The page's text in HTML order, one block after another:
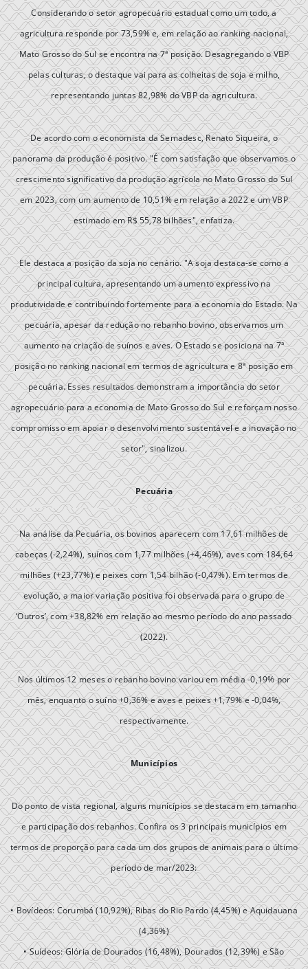
Considerando o setor agropecuário estadual como um todo, a
agricultura responde por 73,59% e, em relação ao ranking nacional,
Mato Grosso do Sul se encontra na 7ª posição. Desagregando o VBP
pelas culturas, o destaque vai para as colheitas de soja e milho,
representando juntas 82,98% do VBP da agricultura.
De acordo com o economista da Semadesc, Renato Siqueira, o
panorama da produção é positivo. "É com satisfação que observamos o
crescimento significativo da produção agrícola no Mato Grosso do Sul
em 2023, com um aumento de 10,51% em relação a 2022 e um VBP
estimado em R$ 55,78 bilhões", enfatiza.
Ele destaca a posição da soja no cenário. "A soja destaca-se como a
principal cultura, apresentando um aumento expressivo na
produtividade e contribuindo fortemente para a economia do Estado. Na
pecuária, apesar da redução no rebanho bovino, observamos um
aumento na criação de suínos e aves. O Estado se posiciona na 7ª
posição no ranking nacional em termos de agricultura e 8ª posição em
pecuária. Esses resultados demonstram a importância do setor
agropecuário para a economia de Mato Grosso do Sul e reforçam nosso
compromisso em apoiar o desenvolvimento sustentável e a inovação no
setor", sinalizou.
Pecuária
Na análise da Pecuária, os bovinos aparecem com 17,61 milhões de
cabeças (-2,24%), suínos com 1,77 milhões (+4,46%), aves com 184,64
milhões (+23,77%) e peixes com 1,54 bilhão (-0,47%). Em termos de
evolução, a maior variação positiva foi observada para o grupo de
‘Outros’, com +38,82% em relação ao mesmo período do ano passado
(2022).
Nos últimos 12 meses o rebanho bovino variou em média -0,19% por
mês, enquanto o suíno +0,36% e aves e peixes +1,79% e -0,04%,
respectivamente.
Municípios
Do ponto de vista regional, alguns municípios se destacam em tamanho
e participação dos rebanhos. Confira os 3 principais municípios em
termos de proporção para cada um dos grupos de animais para o último
período de mar/2023:
• Bovídeos: Corumbá (10,92%), Ribas do Rio Pardo (4,45%) e Aquidauana
(4,36%)
• Suídeos: Glória de Dourados (16,48%), Dourados (12,39%) e São